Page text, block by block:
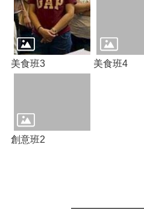
桃
園
市
入
口
網
網
站
安
美食班3 美食班4
創意班2